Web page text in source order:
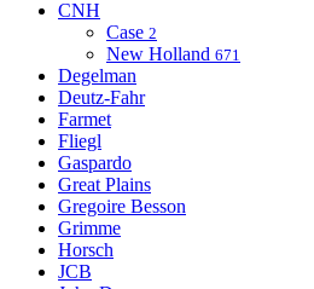
CNH
Case 2
New Holland 671
Degelman
Deutz-Fahr
Farmet
Fliegl
Gaspardo
Great Plains
Gregoire Besson
Grimme
Horsch
JCB